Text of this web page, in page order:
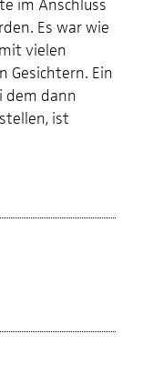
Es war wie
vielen
Gesichtern. Ein
dem dann
ist